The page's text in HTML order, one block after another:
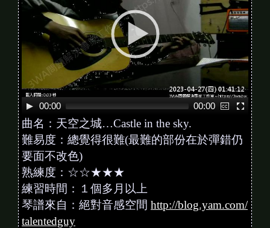
e
o
P
l
y
e
r
00:00 00:00
曲名：天空之城…Castle in the sky.
難易度：總覺得很難(最難的部份在於彈錯仍
要面不改色)
熟練度：☆☆★★★
練習時間：１個多月以上
琴譜來自：絕對音感空間 http://blog.yam.com/
talentedguy